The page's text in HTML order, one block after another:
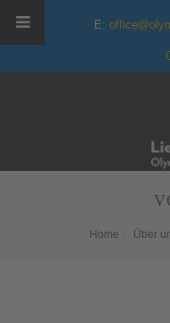
E:
Home Über